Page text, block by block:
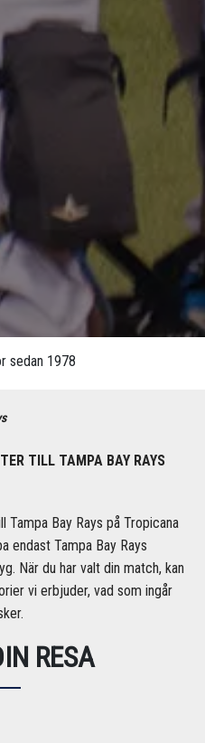
TILL TAMPA BAY RAYS
Tampa Bay Rays på Tropicana
endast Tampa Bay Rays
När du har valt din match, kan
vi erbjuder, vad som ingår